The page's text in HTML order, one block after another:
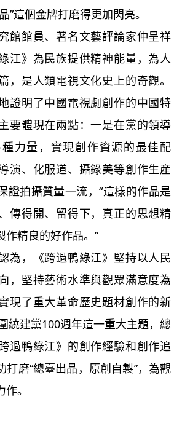
”這個金牌打磨得更加閃亮。
館員、著名文藝評論家仲呈祥
江》為民族提供精神能量，為人
，是人類電視文化史上的奇觀。
證明了中國電視劇創作的中國特
要體現在兩點：一是在黨的領導
力量，實現創作資源的最佳配
演、化服道、攝錄美等創作生産
證拍攝質量一流，“這樣的作品是
傳得開、留得下，真正的思想精
作精良的好作品。”
，《跨過鴨綠江》堅持以人民
，堅持藝術水準與觀眾滿意度為
現了重大革命歷史題材創作的新
繞建黨100週年這一重大主題，總
過鴨綠江》的創作經驗和創作追
打磨“總臺出品，原創自製”，為觀
。